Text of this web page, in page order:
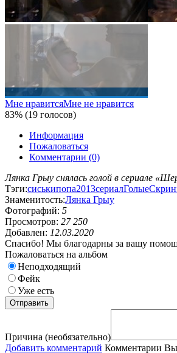
Мне нравитсяМне не нравится
83% (19 голосов)
Информация
Пожаловаться
Комментарии (0)
Лянка Грыу снялась голой в сериале
Тэги:сиськипопа2013сериалГолые
Знаменитость:Лянка Грыу
Фотографий: 5
Просмотров: 27 250
Добавлен: 12.03.2020
Спасибо! Мы благодарны за вашу
Пожаловаться на альбом
Неподходящий
Фейк
Уже есть
Причина (необязательно)
Добавить комментарий Комментарии Вы